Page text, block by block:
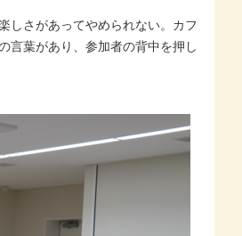
しさがあってやめられない。カフ
言葉があり、参加者の背中を押し